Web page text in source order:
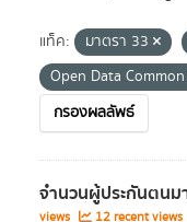
แท็ค: มาตรา 33
Open Data Common
กรองผลลัพธ์
จำนวนผู้ประกันตนม
views
12 recent views